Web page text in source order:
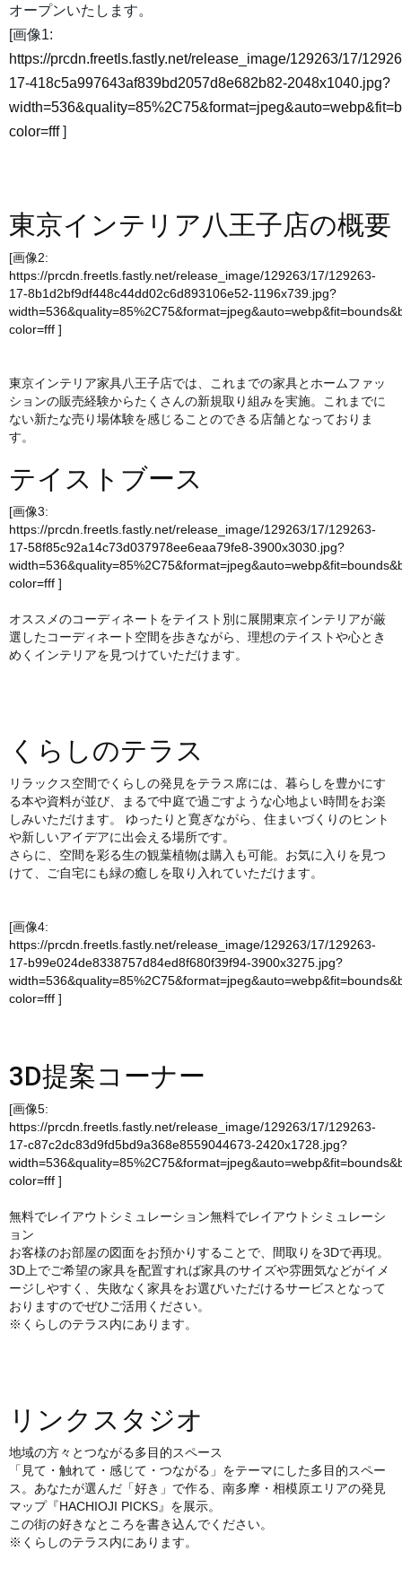
オープンいたします。
[画像1:
https://prcdn.freetls.fastly.net/release_image/129263/17/
17-418c5a997643af839bd2057d8e682b82-2048x1040.jpg?
color=fff]
東京インテリア八王子店の概要
[画像2:
https://prcdn.freetls.fastly.net/release_image/129263/17/129263-
17-8b1d2bf9df448c44dd02c6d893106e52-1196x739.jpg?
color=fff ]
東京インテリア家具八王子店では、これまでの家具とホームファッ
ションの販売経験からたくさんの新規取り組みを実施。これまでに
ない新たな売り場体験を感じることのできる店舗となっておりま
す。
テイストブース
[画像3:
https://prcdn.freetls.fastly.net/release_image/129263/17/129263-
17-58f85c92a14c73d037978ee6eaa79fe8-3900x3030.jpg?
color=fff ]
オススメのコーディネートをテイスト別に展開東京インテリアが厳
選したコーディネート空間を歩きながら、理想のテイストや心とき
めくインテリアを見つけていただけます。
くらしのテラス
リラックス空間でくらしの発見をテラス席には、暮らしを豊かにす
る本や資料が並び、まるで中庭で過ごすような心地よい時間をお楽
しみいただけます。 ゆったりと寛ぎながら、住まいづくりのヒント
や新しいアイデアに出会える場所です。
さらに、空間を彩る生の観葉植物は購入も可能。お気に入りを見つ
けて、ご自宅にも緑の癒しを取り入れていただけます。
[画像4:
https://prcdn.freetls.fastly.net/release_image/129263/17/129263-
17-b99e024de8338757d84ed8f680f39f94-3900x3275.jpg?
color=fff ]
3D提案コーナー
[画像5:
https://prcdn.freetls.fastly.net/release_image/129263/17/129263-
17-c87c2dc83d9fd5bd9a368e8559044673-2420x1728.jpg?
color=fff ]
無料でレイアウトシミュレーション無料でレイアウトシミュレーシ
ョン
お客様のお部屋の図面をお預かりすることで、間取りを3Dで再現。
3D上でご希望の家具を配置すれば家具のサイズや雰囲気などがイメ
ージしやすく、失敗なく家具をお選びいただけるサービスとなって
おりますのでぜひご活用ください。
※くらしのテラス内にあります。
リンクスタジオ
地域の方々とつながる多目的スペース
「見て・触れて・感じて・つながる」をテーマにした多目的スペー
ス。あなたが選んだ「好き」で作る、南多摩・相模原エリアの発見
マップ『HACHIOJI PICKS』を展示。
この街の好きなところを書き込んでください。
※くらしのテラス内にあります。